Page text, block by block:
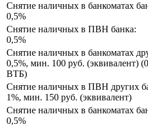
Снятие наличных в банкоматах
0,5%
Снятие наличных в ПВН банка:
0,5%
Снятие наличных в банкоматах
0,5%, мин. 100 руб. (эквивалент)
ВТБ)
Снятие наличных в ПВН других
1%, мин. 150 руб. (эквивалент)
Снятие наличных в банкоматах
0,5%